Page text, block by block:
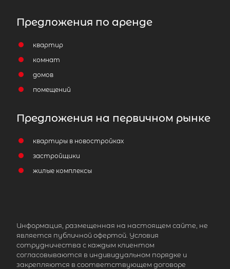
Предложения по аренде
квартир
комнат
домов
помещений
Предложения на первичном рынке
квартиры в новостройках
застройщики
жилые комплексы
Информация, размещенная на настоящем сайте, не
является публичной офертой. Условия
сотрудничества с каждым клиентом
согласовываются в индивидуальном порядке и
закрепляются в соответствующем договоре